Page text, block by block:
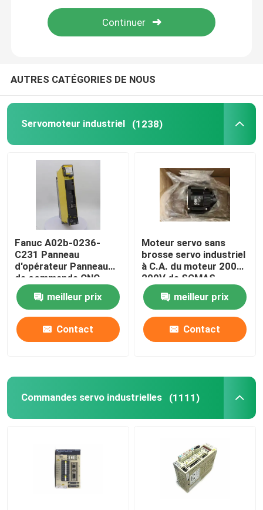
Contrôleur programmable de logique de PLC
AUTRES CATÉGORIES DE NOUS
Servomoteur industriel (1238)
Fanuc A02b-0236-
C231 Panneau
d'opérateur Panneau
de commande CNC
Servo-moteur
industrielmeilleur prix
Contact
Moteur servo sans
brosse servo industriel
à C.A. du moteur 200W
200V de SGMAS-
02A2A4C
meilleur prix
Contact
Commandes servo industrielles (1111)